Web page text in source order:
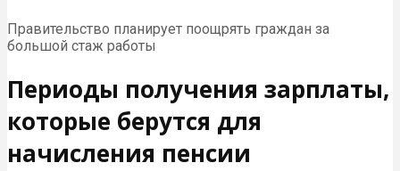
Правительство планирует поощрять граждан за
большой стаж работы
Периоды получения зарплаты,
которые берутся для
начисления пенсии